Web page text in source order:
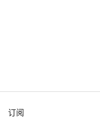
订阅